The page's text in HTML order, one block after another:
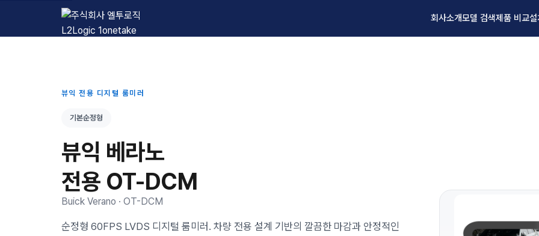
L2Logic 1onetake
회사소개모델 검색제품 비교설
뷰익 전용 디지털 룸미러
기본순정형
뷰익 베라노
전용 OT-DCM
Buick Verano · OT-DCM
순정형 60FPS LVDS 디지털 룸미러. 차량 전용 설계 기반의 깔끔한 마감과 안정적인